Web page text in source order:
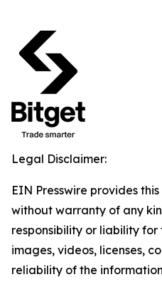
Legal Disclaimer:
EIN Presswire provides
without warranty of any
responsibility or liability
images, videos, licenses,
reliability of the